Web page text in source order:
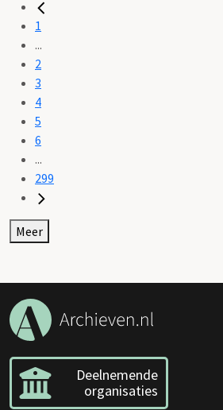
1
...
2
3
4
5
6
...
299
Meer
Deelnemende
organisaties